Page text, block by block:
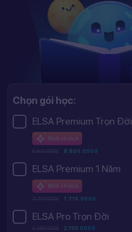
Chọn gói học:
ELSA Premium Trọn Đời
Best choice
8.800.000đ 8.800.000đ
ELSA Premium 1 Năm
Best choice
2.745.000đ 1.716.000đ
ELSA Pro Trọn Đời
3.395.000đ 2.195.000đ